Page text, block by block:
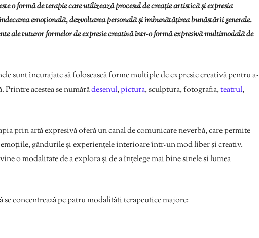
o formă de terapie care utilizează procesul de creație artistică și expresia
emoțională, dezvoltarea personală și îmbunătățirea bunăstării generale.
ale tuturor formelor de expresie creativă într-o formă expresivă multimodală de
sunt încurajate să folosească forme multiple de expresie creativă pentru a-
acestea se numărădesenul,pictura, sculptura, fotografia,teatrul,
prin artă expresivă oferă un canal de comunicare neverbă, care permite
gândurile și experiențele interioare într-un mod liber și creativ.
o modalitate de a explora și de a înțelege mai bine sinele și lumea
concentrează pe patru modalități terapeutice majore: